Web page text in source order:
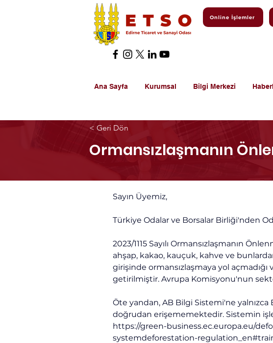
Online İşlemler
Ana Sayfa Kurumsal Bilgi Merkezi
< Geri Dön
Ormansızlaşmanın
Sayın Üyemiz,
Türkiye Odalar ve Borsalar Birliği'nden
2023/1115 Sayılı Ormansızlaşmanın
ahşap, kakao, kauçuk, kahve ve
girişinde ormansızlaşmaya yol
getirilmiştir. Avrupa Komisyonu'nun
Öte yandan, AB Bilgi Sistemi'ne
doğrudan erişememektedir. Sistemin
https://green-business.ec.europa.eu/
systemdeforestation-